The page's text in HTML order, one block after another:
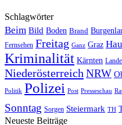
Schlagwörter
Beim Bild Boden Brand
Fernsehen Freitag Ganz Graz
Kriminalität Kärnten
Niederösterreich NRW
Politik Polizei Post Presseschau
Sonntag Sorgen Steiermark TH
Neueste Beiträge